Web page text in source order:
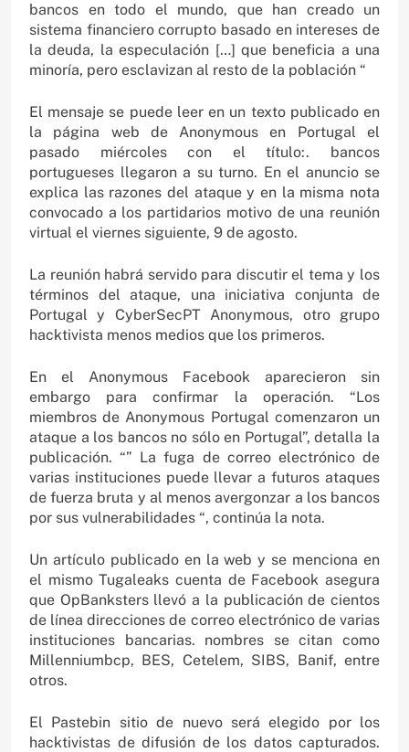
bancos en todo el mundo, que han creado un
sistema financiero corrupto basado en intereses de
la deuda, la especulación […] que beneficia a una
minoría, pero esclavizan al resto de la población “
El mensaje se puede leer en un texto publicado en
la página web de Anonymous en Portugal el
pasado miércoles con el título:. bancos
portugueses llegaron a su turno. En el anuncio se
explica las razones del ataque y en la misma nota
convocado a los partidarios motivo de una reunión
virtual el viernes siguiente, 9 de agosto.
La reunión habrá servido para discutir el tema y los
términos del ataque, una iniciativa conjunta de
Portugal y CyberSecPT Anonymous, otro grupo
hacktivista menos medios que los primeros.
En el Anonymous Facebook aparecieron sin
embargo para confirmar la operación. “Los
miembros de Anonymous Portugal comenzaron un
ataque a los bancos no sólo en Portugal”, detalla la
publicación. “” La fuga de correo electrónico de
varias instituciones puede llevar a futuros ataques
de fuerza bruta y al menos avergonzar a los bancos
por sus vulnerabilidades “, continúa la nota.
Un artículo publicado en la web y se menciona en
el mismo Tugaleaks cuenta de Facebook asegura
que OpBanksters llevó a la publicación de cientos
de línea direcciones de correo electrónico de varias
instituciones bancarias. nombres se citan como
Millenniumbcp, BES, Cetelem, SIBS, Banif, entre
otros.
El Pastebin sitio de nuevo será elegido por los
hacktivistas de difusión de los datos capturados.